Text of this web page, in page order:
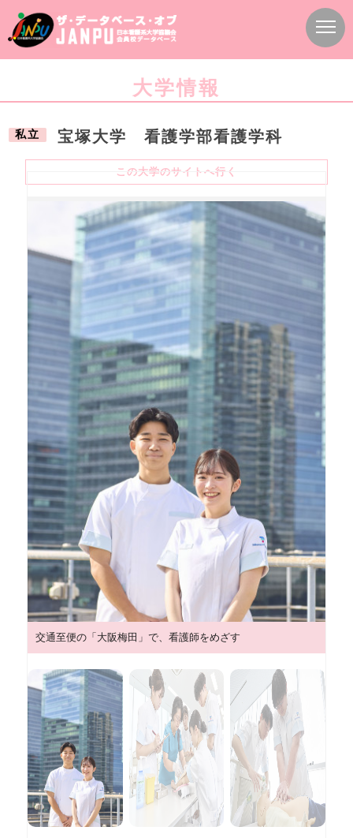
大学情報
私立 宝塚大学 看護学部看護学科
この大学のサイトへ行く
交通至便の「大阪梅田」で、看護師をめざす